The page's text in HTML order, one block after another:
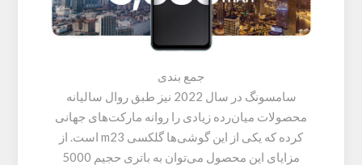
جمع بندی
سامسونگ در سال 2022 نیز طبق روال سالیانه
محصولات میان‌رده زیادی را روانه مارکت‌های جهانی
کرده که یکی از این گوشی‌ها گلکسی m23 است. از
مزایای این محصول می‌توان به باتری حجیم 5000